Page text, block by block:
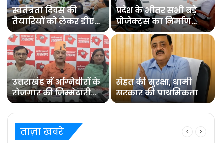
स्वतंत्रता दिवस की
तैयारियों को लेकर डीएम
डॉ0 आशीष चौहान ने की
समीक्षा बैठक
प्रदेश के भीतर सभी बड़े
प्रोजेक्ट्स का निर्माण
कार्य नियमित समय पर
पूरा हो : मुख्य सचिव
उत्तराखंड में अग्निवीरों के
रोजगार की जिम्मेदारी
संभालेगा पुनर्रोजगार
सेल : कर्नल कोठियाल
सेहत की सुरक्षा, धामी
सरकार की प्राथमिकता
ताज़ा खबरे